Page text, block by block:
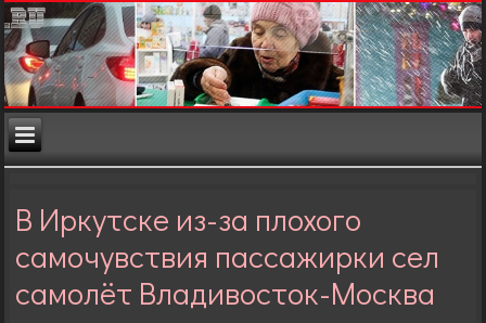
В Иркутске из-за плохого
самочувствия пассажирки сел
самолёт Владивосток-Москва